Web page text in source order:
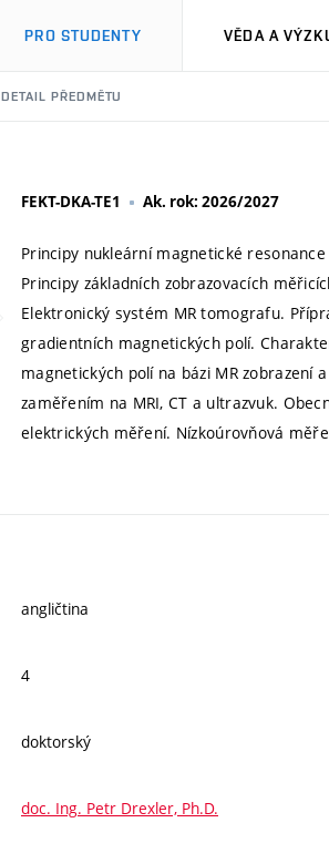
PRO STUDENTY VĚDA A
DETAIL PŘEDMĚTU
FEKT-DKA-TE1 Ak. rok: 2026/2027
Principy nukleární magnetické
Principy základních zobrazovacích
Elektronický systém MR tomografu.
gradientních magnetických polí.
magnetických polí na bázi MR zobrazení
zaměřením na MRI, CT a ultrazvuk.
elektrických měření. Nízkoúrovňová
angličtina
4
doktorský
doc. Ing. Petr Drexler, Ph.D.